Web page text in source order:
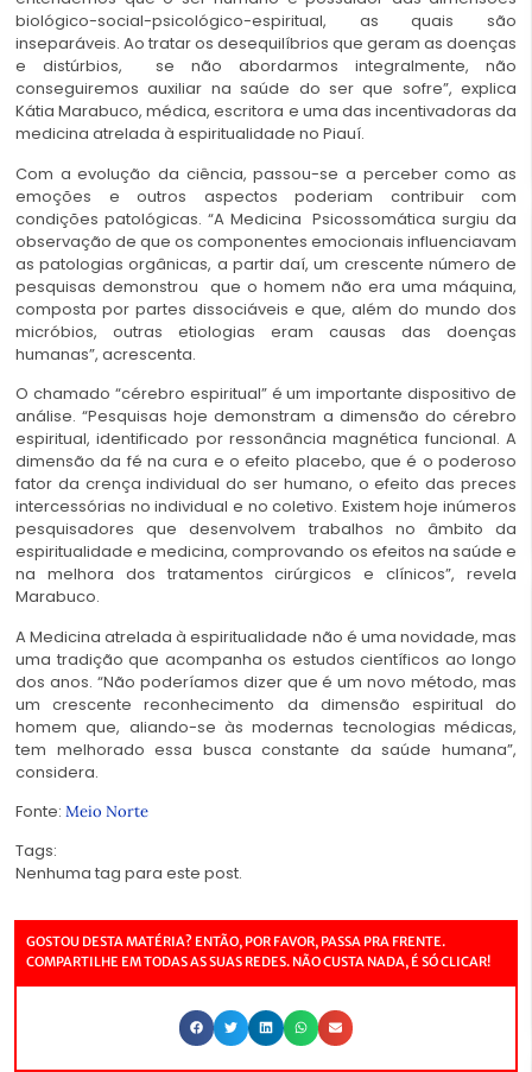
biológico-social-psicológico-espiritual, as quais são
inseparáveis. Ao tratar os desequilíbrios que geram as doenças
e distúrbios, se não abordarmos integralmente, não
conseguiremos auxiliar na saúde do ser que sofre”, explica
Kátia Marabuco, médica, escritora e uma das incentivadoras da
medicina atrelada à espiritualidade no Piauí.
Com a evolução da ciência, passou-se a perceber como as
emoções e outros aspectos poderiam contribuir com
condições patológicas. “A Medicina Psicossomática surgiu da
observação de que os componentes emocionais influenciavam
as patologias orgânicas, a partir daí, um crescente número de
pesquisas demonstrou que o homem não era uma máquina,
composta por partes dissociáveis e que, além do mundo dos
micróbios, outras etiologias eram causas das doenças
humanas”, acrescenta.
O chamado “cérebro espiritual” é um importante dispositivo de
análise. “Pesquisas hoje demonstram a dimensão do cérebro
espiritual, identificado por ressonância magnética funcional. A
dimensão da fé na cura e o efeito placebo, que é o poderoso
fator da crença individual do ser humano, o efeito das preces
intercessórias no individual e no coletivo. Existem hoje inúmeros
pesquisadores que desenvolvem trabalhos no âmbito da
espiritualidade e medicina, comprovando os efeitos na saúde e
na melhora dos tratamentos cirúrgicos e clínicos”, revela
Marabuco.
A Medicina atrelada à espiritualidade não é uma novidade, mas
uma tradição que acompanha os estudos científicos ao longo
dos anos. “Não poderíamos dizer que é um novo método, mas
um crescente reconhecimento da dimensão espiritual do
homem que, aliando-se às modernas tecnologias médicas,
tem melhorado essa busca constante da saúde humana”,
considera.
Fonte: Meio Norte
Tags:
Nenhuma tag para este post.
GOSTOU DESTA MATÉRIA? ENTÃO, POR FAVOR, PASSA PRA FRENTE.
COMPARTILHE EM TODAS AS SUAS REDES. NÃO CUSTA NADA, É SÓ CLICAR!